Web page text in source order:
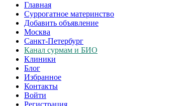
Главная
Суррогатное материнство
Добавить объявление
Москва
Санкт-Петербург
Канал сурмам и БИО
Клиники
Блог
Избранное
Контакты
Войти
Регистрация